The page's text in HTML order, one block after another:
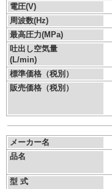
電圧(V)
周波数(Hz)
最高圧力(MPa)
吐出し空気量
(L/min)
標準価格（税別）
販売価格（税別）
メーカー名
品名
型 式